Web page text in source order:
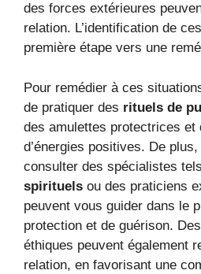
des forces extérieures
relation. L’identification de
première étape vers une
Pour remédier à ces
de pratiquer des rituels de
des amulettes protectrices et
d’énergies positives. De
consulter des spécialistes
spirituels ou des praticiens
peuvent vous guider dans le
protection et de guérison. Des
éthiques peuvent également
relation, en favorisant une